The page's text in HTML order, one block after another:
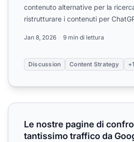
contenuto alternative per la
ristrutturare i contenuti per
Jan 8, 2026 9 min di lettura
Discussion Content Strategy +1
Le nostre pagine di confronto
Le nostre pagine di
tantissimo traffico da